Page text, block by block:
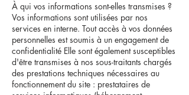
À qui vos informations sont-elles transmises ?
Vos informations sont utilisées par nos
services en interne. Tout accès à vos données
personnelles est soumis à un engagement de
confidentialité Elle sont également susceptibles
d'être transmises à nos sous-traitants chargés
des prestations techniques nécessaires au
fonctionnement du site : prestataires de